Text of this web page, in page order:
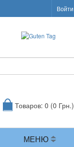
Войти
Товаров: 0 (0 Грн.)
МЕНЮ